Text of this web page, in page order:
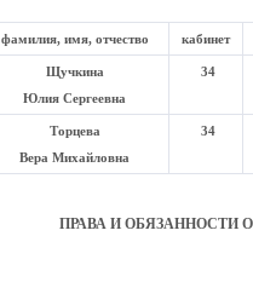
фамилия, имя, отчество кабинет
Щучкина
Юлия Сергеевна
34
Торцева
Вера Михайловна
34
ПРАВА И ОБЯЗАННОСТИ